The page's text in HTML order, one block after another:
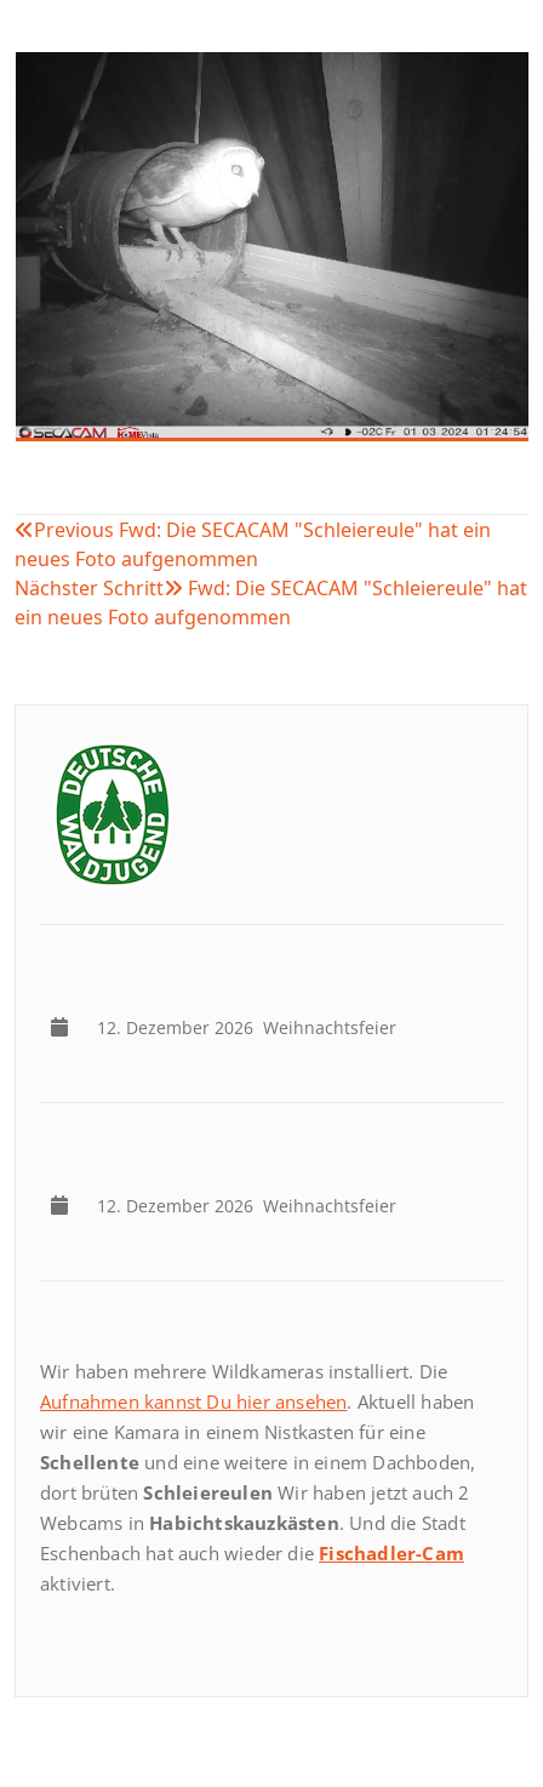
Beitragsnavigation
Previous Fwd: Die SECACAM "Schleiereule" hat ein
neues Foto aufgenommen
Nächster Schritt
Fwd: Die SECACAM "Schleiereule" hat
ein neues Foto aufgenommen
12. Dezember 2026 Weihnachtsfeier
12. Dezember 2026 Weihnachtsfeier
Wir haben mehrere Wildkameras installiert. Die
Aufnahmen kannst Du hier ansehen. Aktuell haben
wir eine Kamara in einem Nistkasten für eine
Schellente und eine weitere in einem Dachboden,
dort brütenSchleiereulen Wir haben jetzt auch 2
Webcams in Habichtskauzkästen. Und die Stadt
Eschenbach hat auch wieder die Fischadler-Cam
aktiviert.